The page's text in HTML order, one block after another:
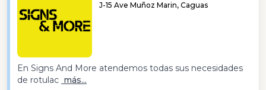
J-15 Ave Muñoz Marin, Caguas
En Signs And More atendemos todas sus necesidades
de rotulac más...